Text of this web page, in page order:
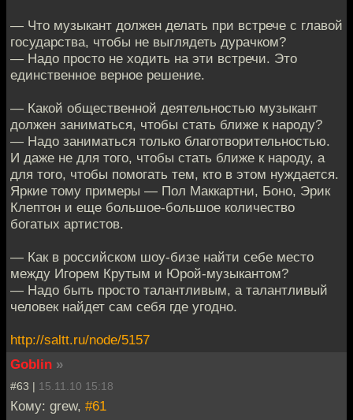
— Что музыкант должен делать при встрече с главой
государства, чтобы не выглядеть дурачком?
— Надо просто не ходить на эти встречи. Это
единственное верное решение.
— Какой общественной деятельностью музыкант
должен заниматься, чтобы стать ближе к народу?
— Надо заниматься только благотворительностью.
И даже не для того, чтобы стать ближе к народу, а
для того, чтобы помогать тем, кто в этом нуждается.
Яркие тому примеры — Пол Маккартни, Боно, Эрик
Клептон и еще большое-большое количество
богатых артистов.
— Как в российском шоу-бизе найти себе место
между Игорем Крутым и Юрой-музыкантом?
— Надо быть просто талантливым, а талантливый
человек найдет сам себя где угодно.
http://saltt.ru/node/5157
Goblin »
#63 | 15.11.10 15:18
Кому: grew, #61